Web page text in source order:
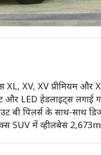
कुल 55,000 रुपये तक का
XV, XV प्रीमियम और
और LED हेडलाइट्स लगाई
बी पिलर्स के साथ-साथ
SUV में व्हीलबेस